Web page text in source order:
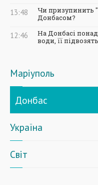
13:48
Чи призупинить
Донбасом?
12:46
На Донбасі
води, її
Маріуполь
Донбас
Україна
Світ